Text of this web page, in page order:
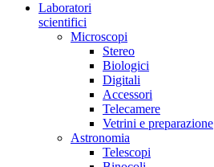
Laboratori
scientifici
Microscopi
Stereo
Biologici
Digitali
Accessori
Telecamere
Vetrini e preparazione
Astronomia
Telescopi